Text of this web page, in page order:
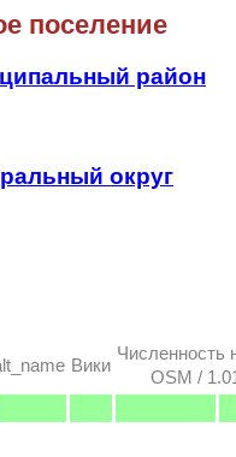
поселение
район
округ
Вики
Численность
OSM /